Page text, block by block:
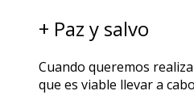
+ Paz y salvo
Cuando queremos
que es viable llevar a